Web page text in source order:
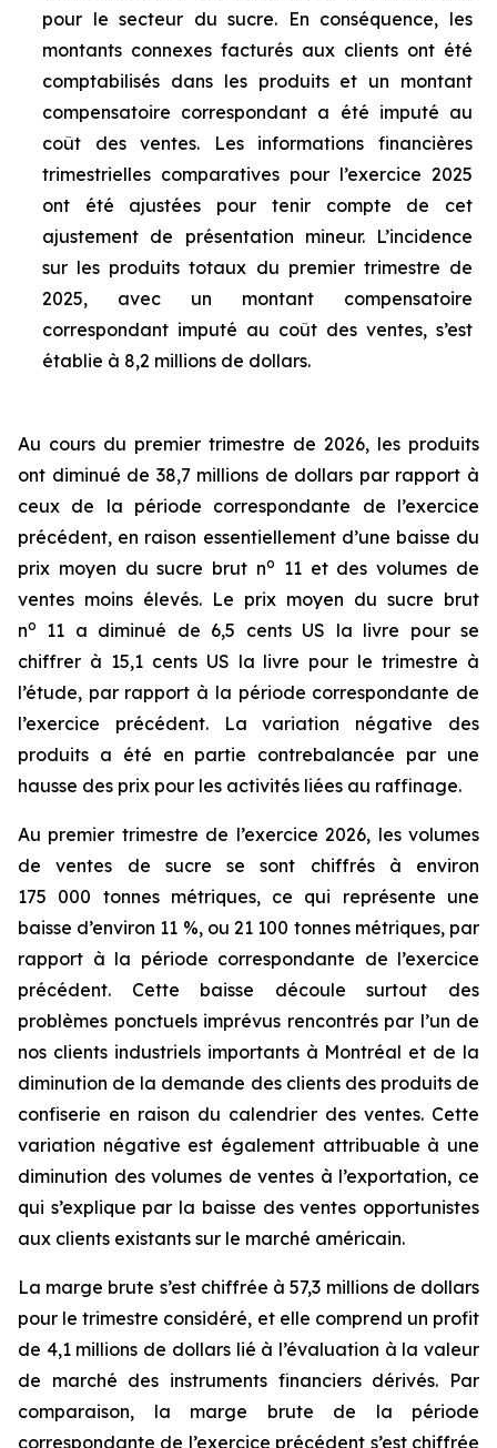
pour le secteur du sucre. En conséquence, les
montants connexes facturés aux clients ont été
comptabilisés dans les produits et un montant
compensatoire correspondant a été imputé au
coût des ventes. Les informations financières
trimestrielles comparatives pour l’exercice 2025
ont été ajustées pour tenir compte de cet
ajustement de présentation mineur. L’incidence
sur les produits totaux du premier trimestre de
2025, avec un montant compensatoire
correspondant imputé au coût des ventes, s’est
établie à 8,2 millions de dollars.
Au cours du premier trimestre de 2026, les produits
ont diminué de 38,7 millions de dollars par rapport à
ceux de la période correspondante de l’exercice
précédent, en raison essentiellement d’une baisse du
prix moyen du sucre brut no
11 et des volumes de
ventes moins élevés. Le prix moyen du sucre brut
no
11 a diminué de 6,5 cents US la livre pour se
chiffrer à 15,1 cents US la livre pour le trimestre à
l’étude, par rapport à la période correspondante de
l’exercice précédent. La variation négative des
produits a été en partie contrebalancée par une
hausse des prix pour les activités liées au raffinage.
Au premier trimestre de l’exercice 2026, les volumes
de ventes de sucre se sont chiffrés à environ
175 000 tonnes métriques, ce qui représente une
baisse d’environ 11 %, ou 21 100 tonnes métriques, par
rapport à la période correspondante de l’exercice
précédent. Cette baisse découle surtout des
problèmes ponctuels imprévus rencontrés par l’un de
nos clients industriels importants à Montréal et de la
diminution de la demande des clients des produits de
confiserie en raison du calendrier des ventes. Cette
variation négative est également attribuable à une
diminution des volumes de ventes à l’exportation, ce
qui s’explique par la baisse des ventes opportunistes
aux clients existants sur le marché américain.
La marge brute s’est chiffrée à 57,3 millions de dollars
pour le trimestre considéré, et elle comprend un profit
de 4,1 millions de dollars lié à l’évaluation à la valeur
de marché des instruments financiers dérivés. Par
comparaison, la marge brute de la période
correspondante de l’exercice précédent s’est chiffrée